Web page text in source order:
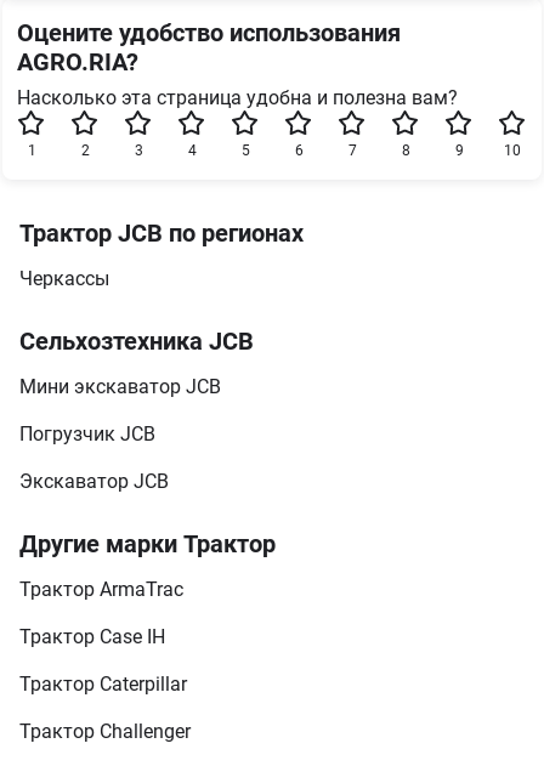
Оцените удобство использования
AGRO.RIA?
Насколько эта страница удобна и полезна вам?
10
9
8
7
6
5
4
3
2
1
Трактор JCB по регионах
Черкассы
Сельхозтехника JCB
Мини экскаватор JCB
Погрузчик JCB
Экскаватор JCB
Другие марки Трактор
Трактор ArmaTrac
Трактор Case IH
Трактор Caterpillar
Трактор Challenger